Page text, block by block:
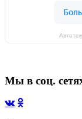
Мы в соц.